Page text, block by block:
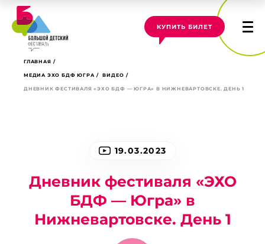
КУПИТЬ БИЛЕТ
ГЛАВНАЯ
МЕДИА ЭХО БДФ ЮГРА ВИДЕО
ДНЕВНИК ФЕСТИВАЛЯ «ЭХО БДФ — ЮГРА» В НИЖНЕВАРТОВСКЕ. ДЕНЬ 1
19.03.2023
Дневник фестиваля «ЭХО
БДФ — Югра» в
Нижневартовске. День 1